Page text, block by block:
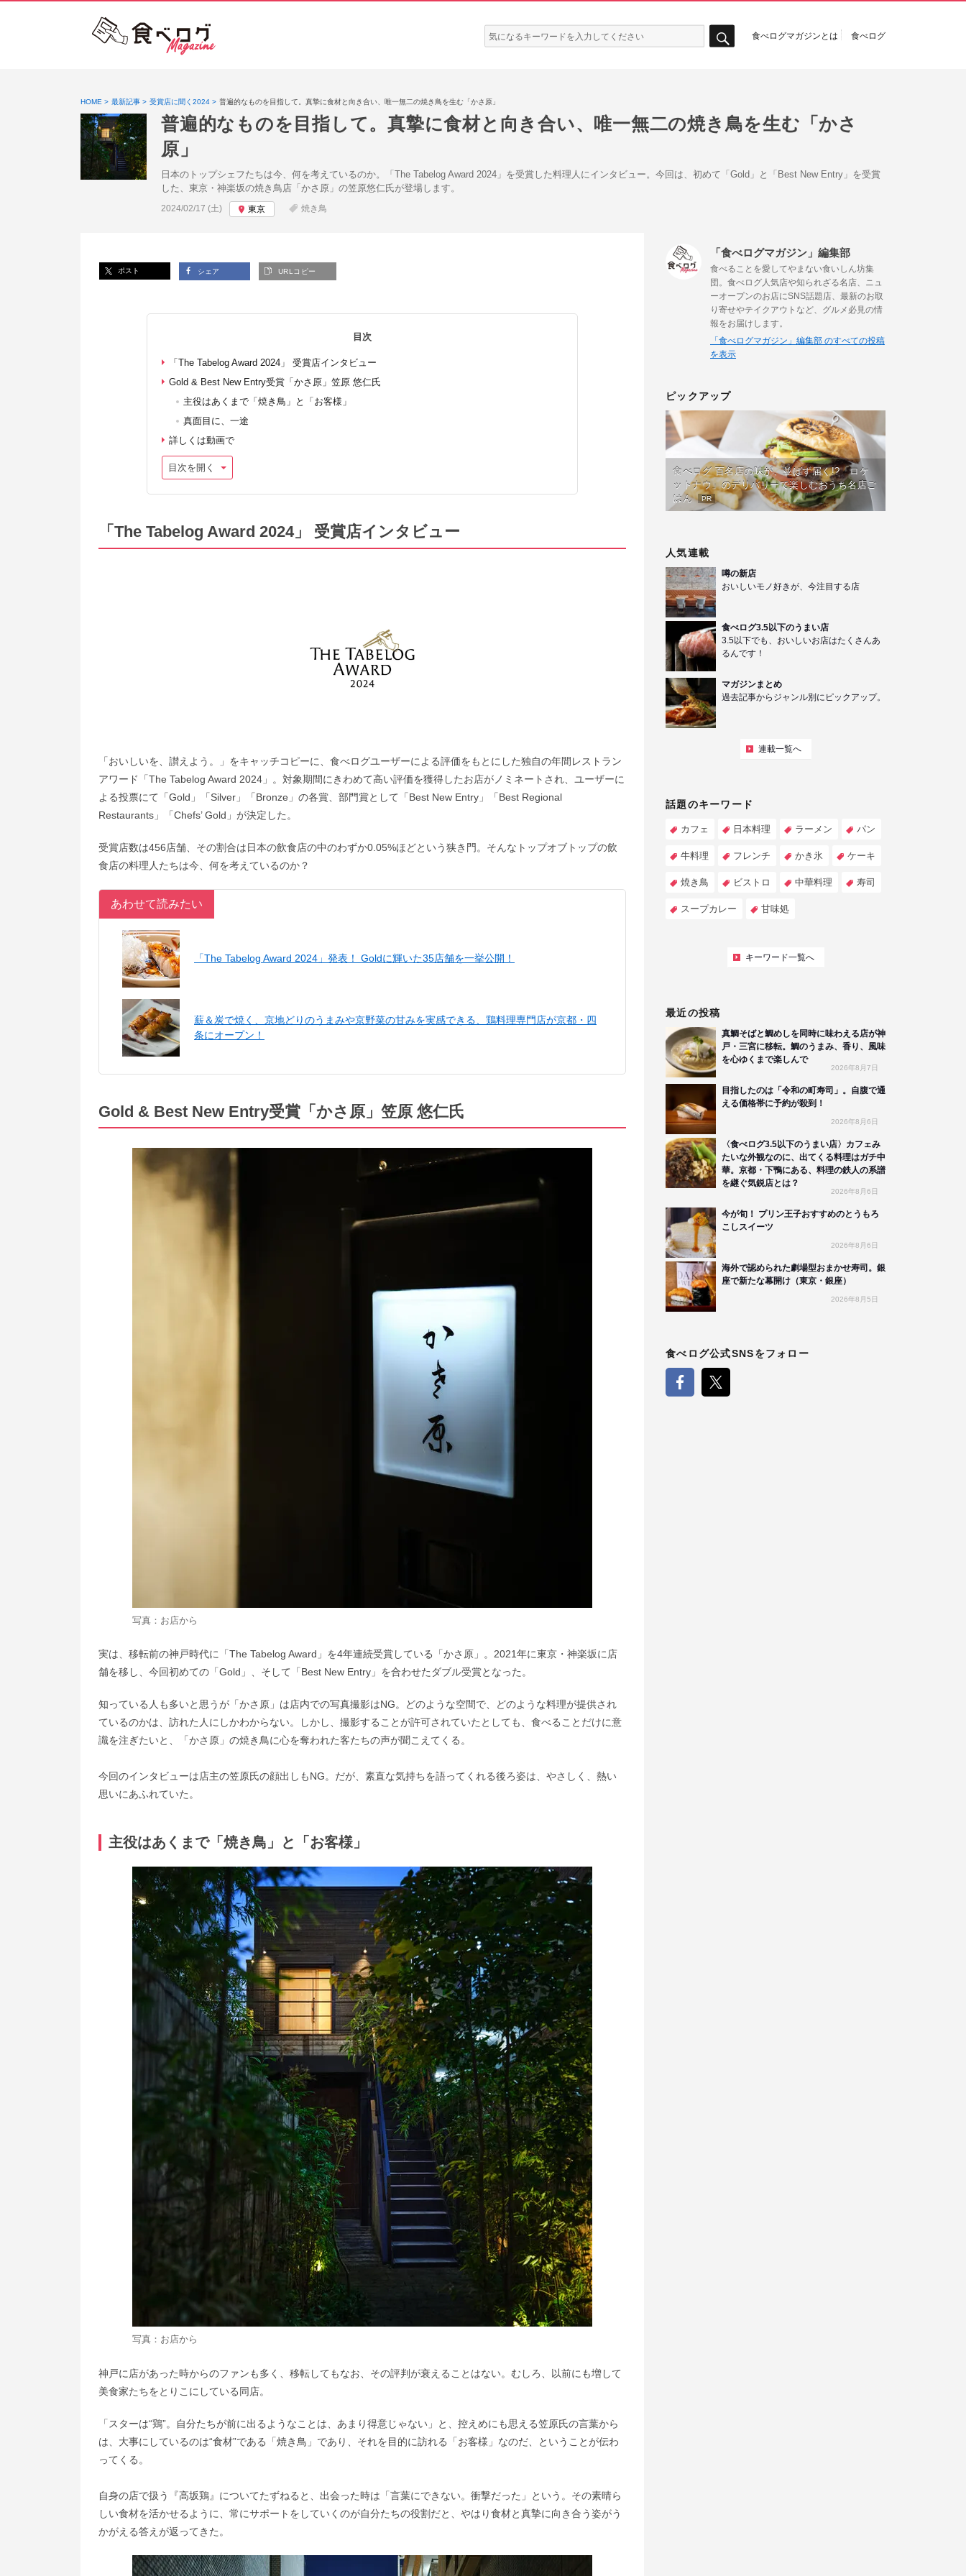
検
索:
食べログマガジンとは 食べログ
HOME 最新記事 受賞店に聞く2024 普遍的なものを目指して。真摯に食材と向き合い、唯一無二の焼き鳥を生む「かさ原」
普遍的なものを目指して。真摯に食材と向き合い、唯一無二の焼き鳥を生む「かさ
原」
日本のトップシェフたちは今、何を考えているのか。「The Tabelog Award 2024」を受賞した料理人にインタビュー。今回は、初めて「Gold」と「Best New Entry」を受賞
した、東京・神楽坂の焼き鳥店「かさ原」の笠原悠仁氏が登場します。
投稿日:
2024/02/17 (土) 東京 焼き鳥
ポスト シェア URLコピー
目次
「The Tabelog Award 2024」 受賞店インタビュー
Gold & Best New Entry受賞「かさ原」笠原 悠仁氏
主役はあくまで「焼き鳥」と「お客様」
真面目に、一途
詳しくは動画で
目次を開く
「The Tabelog Award 2024」 受賞店インタビュー
「おいしいを、讃えよう。」をキャッチコピーに、食べログユーザーによる評価をもとにした独自の年間レストラン
アワード「The Tabelog Award 2024」。対象期間にきわめて高い評価を獲得したお店がノミネートされ、ユーザーに
よる投票にて「Gold」「Silver」「Bronze」の各賞、部門賞として「Best New Entry」「Best Regional
Restaurants」「Chefs’ Gold」が決定した。
受賞店数は456店舗、その割合は日本の飲食店の中のわずか0.05%ほどという狭き門。そんなトップオブトップの飲
食店の料理人たちは今、何を考えているのか？
あわせて読みたい
「The Tabelog Award 2024」発表！ Goldに輝いた35店舗を一挙公開！
薪＆炭で焼く、京地どりのうまみや京野菜の甘みを実感できる、鶏料理専門店が京都・四
条にオープン！
Gold & Best New Entry受賞「かさ原」笠原 悠仁氏
写真：お店から
実は、移転前の神戸時代に「The Tabelog Award」を4年連続受賞している「かさ原」。2021年に東京・神楽坂に店
舗を移し、今回初めての「Gold」、そして「Best New Entry」を合わせたダブル受賞となった。
知っている人も多いと思うが「かさ原」は店内での写真撮影はNG。どのような空間で、どのような料理が提供され
ているのかは、訪れた人にしかわからない。しかし、撮影することが許可されていたとしても、食べることだけに意
識を注ぎたいと、「かさ原」の焼き鳥に心を奪われた客たちの声が聞こえてくる。
今回のインタビューは店主の笠原氏の顔出しもNG。だが、素直な気持ちを語ってくれる後ろ姿は、やさしく、熱い
思いにあふれていた。
主役はあくまで「焼き鳥」と「お客様」
写真：お店から
神戸に店があった時からのファンも多く、移転してもなお、その評判が衰えることはない。むしろ、以前にも増して
美食家たちをとりこにしている同店。
「スターは“鶏”。自分たちが前に出るようなことは、あまり得意じゃない」と、控えめにも思える笠原氏の言葉から
は、大事にしているのは“食材”である「焼き鳥」であり、それを目的に訪れる「お客様」なのだ、ということが伝わ
ってくる。
自身の店で扱う『高坂鶏』についてたずねると、出会った時は「言葉にできない。衝撃だった」という。その素晴ら
しい食材を活かせるように、常にサポートをしていくのが自分たちの役割だと、やはり食材と真摯に向き合う姿がう
かがえる答えが返ってきた。
「食べログマガジン」編集部
食べることを愛してやまない食いしん坊集
団。食べログ人気店や知られざる名店、ニュ
ーオープンのお店にSNS話題店、最新のお取
り寄せやテイクアウトなど、グルメ必見の情
報をお届けします。
「食べログマガジン」編集部 のすべての投稿
を表示
ピックアップ
食べログ 百名店の味が、並ばず届く!?「ロケ
ットナウ」のデリバリーで楽しむおうち名店ご
はん
PR
人気連載
噂の新店
おいしいモノ好きが、今注目する店
食べログ3.5以下のうまい店
3.5以下でも、おいしいお店はたくさんあ
るんです！
マガジンまとめ
過去記事からジャンル別にピックアップ。
連載一覧へ
話題のキーワード
カフェ 日本料理 ラーメン パン
牛料理 フレンチ かき氷 ケーキ
焼き鳥 ビストロ 中華料理 寿司
スープカレー 甘味処
キーワード一覧へ
最近の投稿
真鯛そばと鯛めしを同時に味わえる店が神
戸・三宮に移転。鯛のうまみ、香り、風味
を心ゆくまで楽しんで
2026年8月7日
目指したのは「令和の町寿司」。自腹で通
える価格帯に予約が殺到！
2026年8月6日
〈食べログ3.5以下のうまい店〉カフェみ
たいな外観なのに、出てくる料理はガチ中
華。京都・下鴨にある、料理の鉄人の系譜
を継ぐ気鋭店とは？
2026年8月6日
今が旬！ プリン王子おすすめのとうもろ
こしスイーツ
2026年8月6日
海外で認められた劇場型おまかせ寿司。銀
座で新たな幕開け（東京・銀座）
2026年8月5日
食べログ公式SNSをフォロー